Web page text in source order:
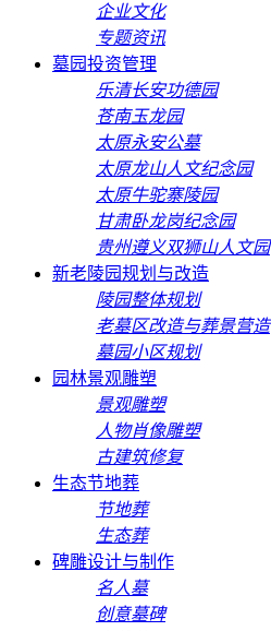
企业文化
专题资讯
墓园投资管理
乐清长安功德园
苍南玉龙园
太原永安公墓
太原龙山人文纪念园
太原牛驼寨陵园
甘肃卧龙岗纪念园
贵州遵义双狮山人文园
新老陵园规划与改造
陵园整体规划
老墓区改造与葬景营造
墓园小区规划
园林景观雕塑
景观雕塑
人物肖像雕塑
古建筑修复
生态节地葬
节地葬
生态葬
碑雕设计与制作
名人墓
创意墓碑